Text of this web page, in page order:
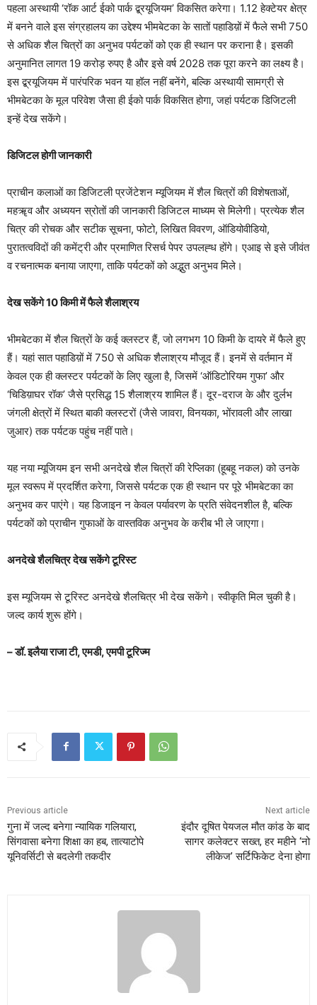
पहला अस्थायी ‘रॉक आर्ट ईको पार्क द्ब्रयूजियम’ विकसित करेगा। 1.12 हेक्टेयर क्षेत्र
में बनने वाले इस संग्रहालय का उद्देश्य भीमबेटका के सातों पहाडिय़ों में फैले सभी 750
से अधिक शैल चित्रों का अनुभव पर्यटकों को एक ही स्थान पर कराना है। इसकी
अनुमानित लागत 19 करोड़ रुपए है और इसे वर्ष 2028 तक पूरा करने का लक्ष्य है।
इस द्ब्रयूजियम में पारंपरिक भवन या हॉल नहीं बनेंगे, बल्कि अस्थायी सामग्री से
भीमबेटका के मूल परिवेश जैसा ही ईको पार्क विकसित होगा, जहां पर्यटक डिजिटली
इन्हें देख सकेंगे।
डिजिटल होगी जानकारी
प्राचीन कलाओं का डिजिटली प्रजेंटेशन म्यूजियम में शैल चित्रों की विशेषताओं,
महॠव और अध्ययन स्रोतों की जानकारी डिजिटल माध्यम से मिलेगी। प्रत्येक शैल
चित्र की रोचक और सटीक सूचना, फोटो, लिखित विवरण, ऑडियोवीडियो,
पुरातत्वविदों की कमेंट्री और प्रमाणित रिसर्च पेपर उपलह्ध होंगे। एआइ से इसे जीवंत
व रचनात्मक बनाया जाएगा, ताकि पर्यटकों को अद्भुत अनुभव मिले।
देख सकेंगे 10 किमी में फैले शैलाश्रय
भीमबेटका में शैल चित्रों के कई क्लस्टर हैं, जो लगभग 10 किमी के दायरे में फैले हुए
हैं। यहां सात पहाडिय़ों में 750 से अधिक शैलाश्रय मौजूद हैं। इनमें से वर्तमान में
केवल एक ही क्लस्टर पर्यटकों के लिए खुला है, जिसमें ‘ऑडिटोरियम गुफा’ और
‘चिडिय़ाघर रॉक’ जैसे प्रसिद्ध 15 शैलाश्रय शामिल हैं। दूर-दराज के और दुर्लभ
जंगली क्षेत्रों में स्थित बाकी क्लस्टरों (जैसे जावरा, विनयका, भोंरावली और लाखा
जुआर) तक पर्यटक पहुंच नहीं पाते।
यह नया म्यूजियम इन सभी अनदेखे शैल चित्रों की रेप्लिका (हूबहू नकल) को उनके
मूल स्वरूप में प्रदर्शित करेगा, जिससे पर्यटक एक ही स्थान पर पूरे भीमबेटका का
अनुभव कर पाएंगे। यह डिजाइन न केवल पर्यावरण के प्रति संवेदनशील है, बल्कि
पर्यटकों को प्राचीन गुफाओं के वास्तविक अनुभव के करीब भी ले जाएगा।
अनदेखे शैलचित्र देख सकेंगे टूरिस्ट
इस म्यूजियम से टूरिस्ट अनदेखे शैलचित्र भी देख सकेंगे। स्वीकृति मिल चुकी है।
जल्द कार्य शुरू होंगे।
– डॉ. इलैया राजा टी, एमडी, एमपी टूरिज्म
Previous article
गुना में जल्द बनेगा न्यायिक गलियारा,
सिंगवासा बनेगा शिक्षा का हब, तात्याटोपे
यूनिवर्सिटी से बदलेगी तकदीर
Next article
इंदौर दूषित पेयजल मौत कांड के बाद
सागर कलेक्टर सख्त, हर महीने ‘नो
लीकेज’ सर्टिफिकेट देना होगा